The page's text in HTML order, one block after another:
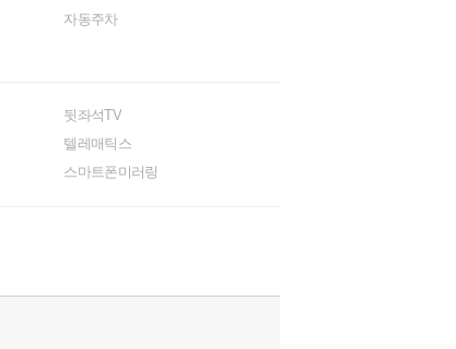
자동주차
뒷좌석TV
텔레매틱스
스마트폰미러링